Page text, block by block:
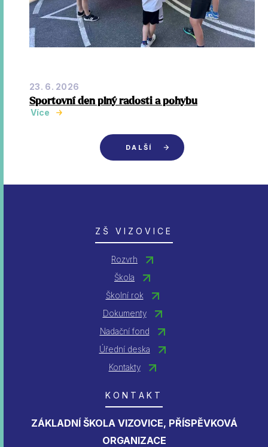
23. 6. 2026
Sportovní den plný radosti a pohybu
Více
DALŠÍ
ZŠ VIZOVICE
Rozvrh
Škola
Školní rok
Dokumenty
Nadační fond
Úřední deska
Kontakty
KONTAKT
ZÁKLADNÍ ŠKOLA VIZOVICE, PŘÍSPĚVKOVÁ
ORGANIZACE